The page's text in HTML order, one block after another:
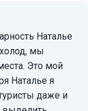
мы
Это мой
Наталье я
даже и